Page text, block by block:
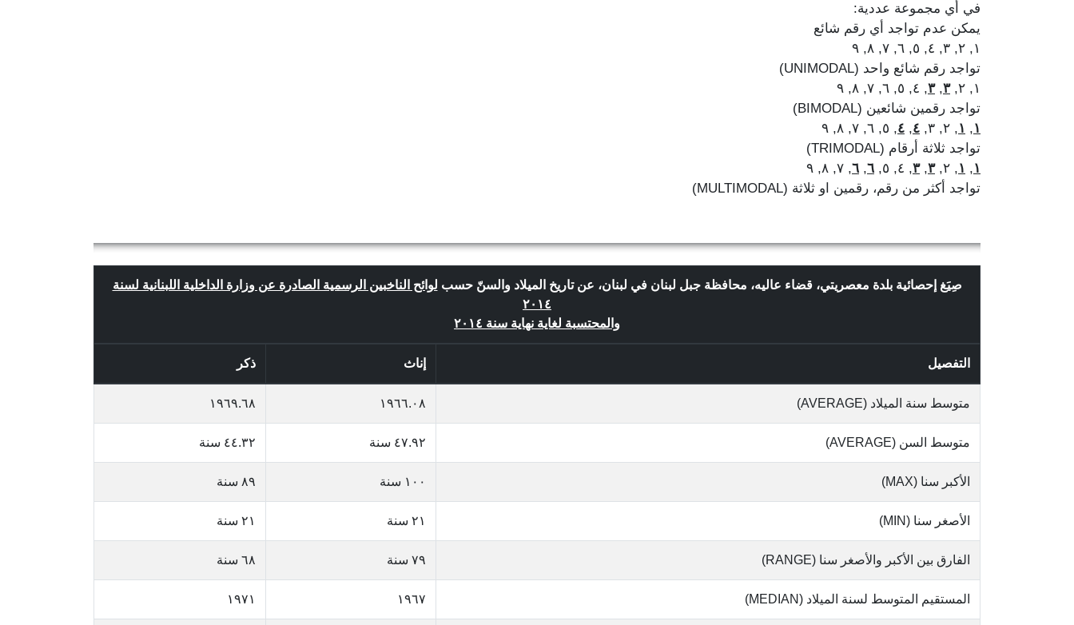
في أي مجموعة عددية:
يمكن عدم تواجد أي رقم شائع
١, ٢, ٣, ٤, ٥, ٦, ٧, ٨, ٩
تواجد رقم شائع واحد (UNIMODAL)
١, ٢,
٣,٣, ٤, ٥, ٦, ٧, ٨, ٩
تواجد رقمين شائعين (BIMODAL)
١, ١, ٢, ٣, ٤, ٤, ٥, ٦, ٧, ٨, ٩
تواجد ثلاثة أرقام (TRIMODAL)
١, ١, ٢, ٣,٣, ٤, ٥, ٦, ٦, ٧, ٨, ٩
تواجد أكثر من رقم، رقمين او ثلاثة (MULTIMODAL)
صِيَغ إحصائية بلدة معصريتي، قضاء عاليه، محافظة جبل لبنان في لبنان، عن تاريخ الميلاد والسنّ حسب لوائح الناخبين الرسمية الصادرة عن وزارة الداخلية اللبنانية لسنة
٢٠١٤
والمحتسبة لغاية نهاية سنة ٢٠١٤
التفصيل إناث ذكر
متوسط سنة الميلاد (AVERAGE) ١٩٦٦.٠٨ ١٩٦٩.٦٨
متوسط السن (AVERAGE) ٤٧.٩٢ سنة ٤٤.٣٢ سنة
الأكبر سنا (MAX) ١٠٠ سنة ٨٩ سنة
الأصغر سنا (MIN) ٢١ سنة ٢١ سنة
الفارق بين الأكبر والأصغر سنا (RANGE) ٧٩ سنة ٦٨ سنة
المستقيم المتوسط لسنة الميلاد (MEDIAN) ١٩٦٧ ١٩٧١